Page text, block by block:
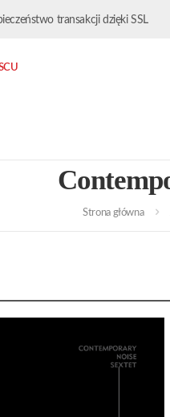
transakcji dzięki SSL
Strona główna